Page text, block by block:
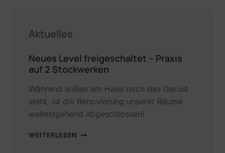
Aktuelles
Neues Level freigeschaltet – Praxis
auf 2 Stockwerken
Während außen am Haus noch das Gerüst
steht, ist die Renovierung unserer Räume
weitestgehend abgeschlossen!
WEITERLESEN NEUES